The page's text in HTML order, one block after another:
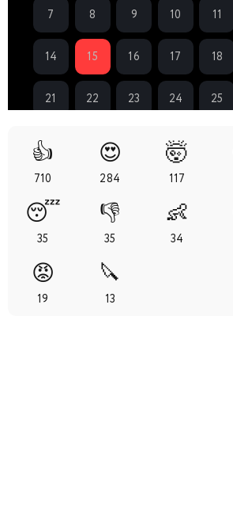
спешл
7 8 9 10 11
14 15 16 17 18
21 22 23 24 25
31
35 38
42 45
49
👍
710
😍
284
🤯
117
😴
35
👎
35
👶
34
😡
19
🔪
13